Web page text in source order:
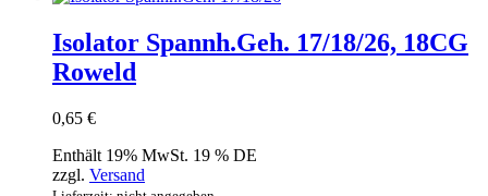
Isolator Spannh.Geh. 17/18/26, 18CG
Roweld
0,65 €
Enthält 19% MwSt. 19 % DE
zzgl. Versand